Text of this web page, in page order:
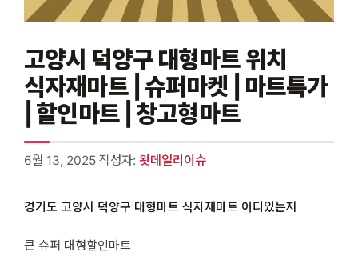
고양시 덕양구 대형마트 위치
식자재마트 | 슈퍼마켓 | 마트특가
| 할인마트 | 창고형마트
6월 13, 2025 작성자: 왓데일리이슈
경기도 고양시 덕양구 대형마트 식자재마트 어디있는지
큰 슈퍼 대형할인마트